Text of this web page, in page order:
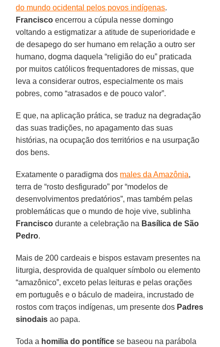
do mundo ocidental pelos povos indígenas.
Francisco encerrou a cúpula nesse domingo
voltando a estigmatizar a atitude de superioridade e
de desapego do ser humano em relação a outro ser
humano, dogma daquela “religião do eu” praticada
por muitos católicos frequentadores de missas, que
leva a considerar outros, especialmente os mais
pobres, como “atrasados e de pouco valor”.
E que, na aplicação prática, se traduz na degradação
das suas tradições, no apagamento das suas
histórias, na ocupação dos territórios e na usurpação
dos bens.
Exatamente o paradigma dos males da Amazônia,
terra de “rosto desfigurado” por “modelos de
desenvolvimentos predatórios”, mas também pelas
problemáticas que o mundo de hoje vive, sublinha
Francisco durante a celebração na Basílica de São
Pedro.
Mais de 200 cardeais e bispos estavam presentes na
liturgia, desprovida de qualquer símbolo ou elemento
“amazônico”, exceto pelas leituras e pelas orações
em português e o báculo de madeira, incrustado de
rostos com traços indígenas, um presente dos Padres
sinodais ao papa.
Toda a homilia do pontífice se baseou na parábola